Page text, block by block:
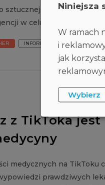
sztucznej inteligencji
w celu wspierania
INFORMACJA
z TikToka
medycznych na
prawdziwych
Niniejsza
W ramach
i
jak
Wybierz